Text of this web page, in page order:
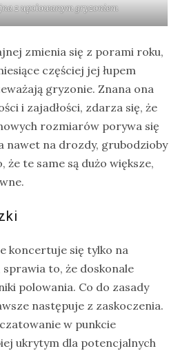
z upolowanym gryzoniem
zmienia się z porami roku,
częściej jej łupem
gryzonie. Znana ona
i zajadłości, zdarza się, że
rozmiarów porywa się
nawet na drozdy, grubodzioby
że te same są dużo większe,
koncertuje się tylko na
to, że doskonale
polowania. Co do zasady
następuje z zaskoczenia.
w punkcie
ukrytym dla potencjalnych